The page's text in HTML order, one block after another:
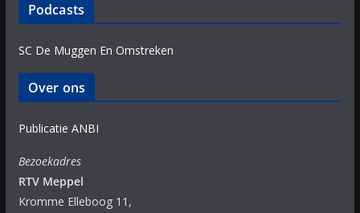
Podcasts
SC De Muggen En Omstreken
Over ons
Publicatie ANBI
Bezoekadres
RTV Meppel
Kromme Elleboog 11,